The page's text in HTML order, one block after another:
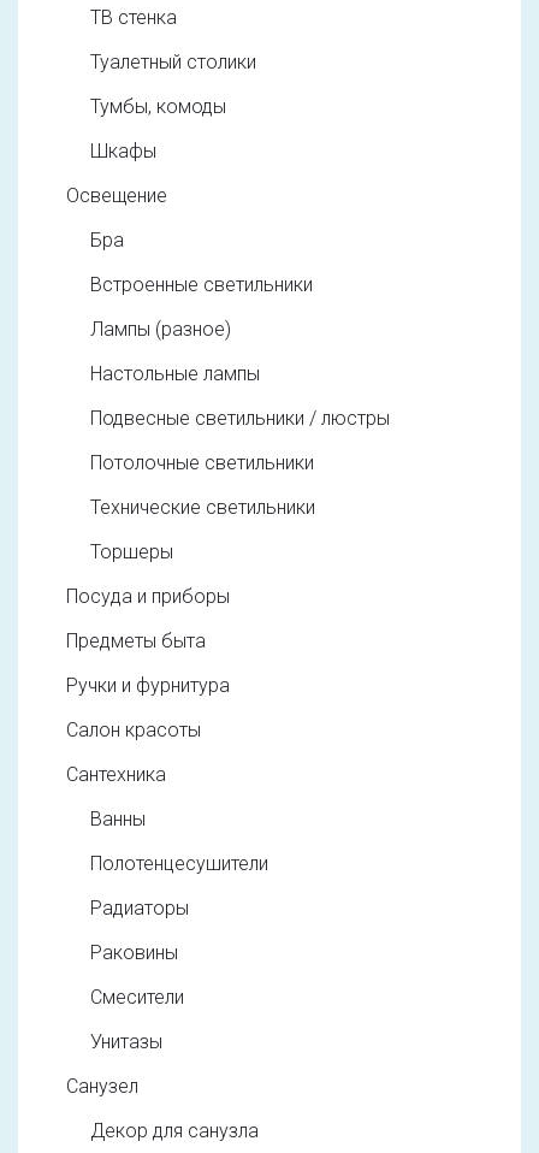
ТВ стенка
Туалетный столики
Тумбы, комоды
Шкафы
Освещение
Бра
Встроенные светильники
Лампы (разное)
Настольные лампы
Подвесные светильники / люстры
Потолочные светильники
Технические светильники
Торшеры
Посуда и приборы
Предметы быта
Ручки и фурнитура
Салон красоты
Сантехника
Ванны
Полотенцесушители
Радиаторы
Раковины
Смесители
Унитазы
Санузел
Декор для санузла